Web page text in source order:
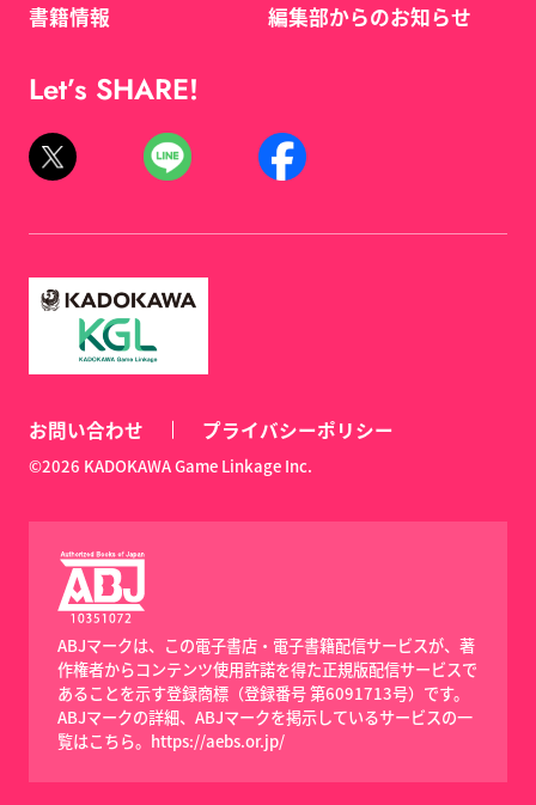
書籍情報
編集部からのお知らせ
Let’s SHARE!
お問い合わせ プライバシーポリシー
©2026 KADOKAWA Game Linkage Inc.
ABJマークは、この電子書店・電子書籍配信サービスが、著
作権者からコンテンツ使用許諾を得た正規版配信サービスで
あることを示す登録商標（登録番号 第6091713号）です。
ABJマークの詳細、ABJマークを掲示しているサービスの一
覧はこちら。 https://aebs.or.jp/